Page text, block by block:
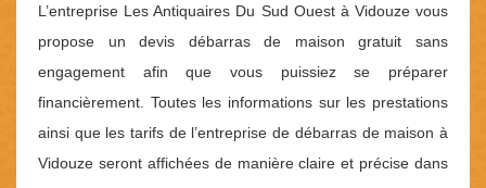
L’entreprise Les Antiquaires Du Sud Ouest à Vidouze vous
propose un devis débarras de maison gratuit sans
engagement afin que vous puissiez se préparer
financièrement. Toutes les informations sur les prestations
ainsi que les tarifs de l’entreprise de débarras de maison à
Vidouze seront affichées de manière claire et précise dans